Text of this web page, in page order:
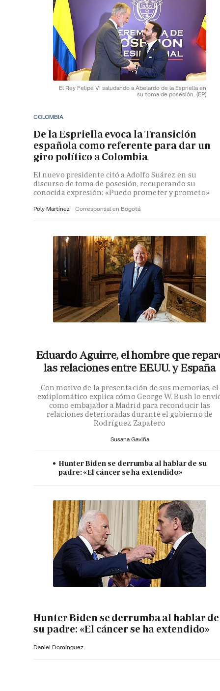
El Rey Felipe VI saludando a Abelardo de la Espriella en
su toma de posesión. (EP)
COLOMBIA
De la Espriella evoca la Transición
española como referente para dar un
giro político a Colombia
El nuevo presidente citó a Adolfo Suárez en su
discurso de toma de posesión, recuperando su
conocida expresión: «Puedo prometer y prometo»
Poly Martínez Corresponsal en Bogotá
Eduardo Aguirre, el hombre que
las relaciones entre EE.UU. y España
Con motivo de la presentación de sus memorias, el
exdiplomático explica cómo George W. Bush lo
como embajador a Madrid para reconducir las
relaciones deterioradas durante el gobierno de
Rodríguez Zapatero
Susana Gaviña
Hunter Biden se derrumba al hablar de su
padre: «El cáncer se ha extendido»
Hunter Biden se derrumba al hablar de
su padre: «El cáncer se ha extendido»
Daniel Domínguez